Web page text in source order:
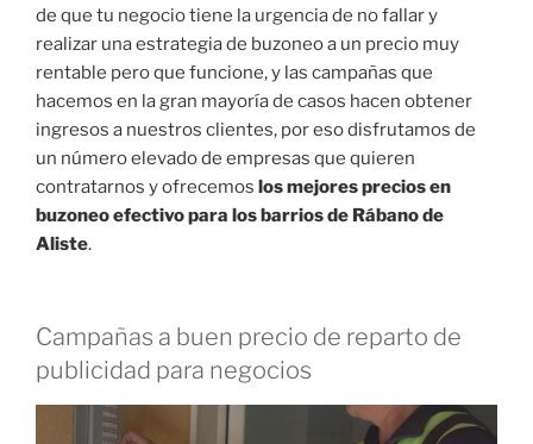
de que tu negocio tiene la urgencia de no fallar y
realizar una estrategia de buzoneo a un precio muy
rentable pero que funcione, y las campañas que
hacemos en la gran mayoría de casos hacen obtener
ingresos a nuestros clientes, por eso disfrutamos de
un número elevado de empresas que quieren
contratarnos y ofrecemos los mejores precios en
buzoneo efectivo para los barrios de Rábano de
Aliste.
Campañas a buen precio de reparto de
publicidad para negocios